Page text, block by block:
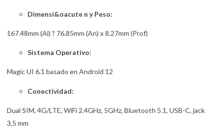
Dimensi&oacute n y Peso:
167.48mm (Al) ? 76.85mm (An) x 8.27mm (Prof)
Sistema Operativo:
Magic UI 6.1 basado en Android 12
Conectividad:
Dual SIM, 4G/LTE, WiFi 2.4GHz, 5GHz, Bluetooth 5.1, USB-C, jack
3,5 mm